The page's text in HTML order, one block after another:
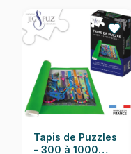
EAN
Nombre de pièces
Dimensions
Tapis de Puzzles
- 300 à 1000